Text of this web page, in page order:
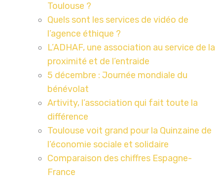
Toulouse ?
Quels sont les services de vidéo de
l’agence éthique ?
L’ADHAF, une association au service de la
proximité et de l’entraide
5 décembre : Journée mondiale du
bénévolat
Artivity, l’association qui fait toute la
différence
Toulouse voit grand pour la Quinzaine de
l’économie sociale et solidaire
Comparaison des chiffres Espagne-
France